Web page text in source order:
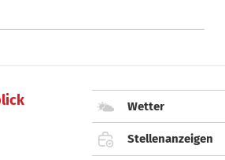
Wetter
Stellenanzeigen